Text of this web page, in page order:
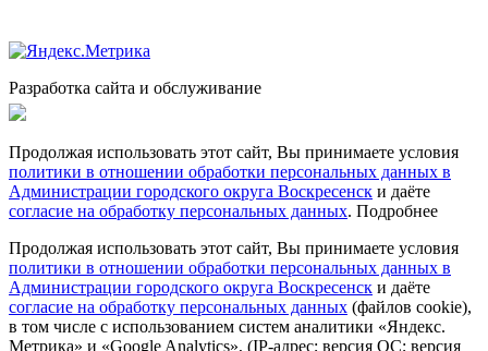
Разработка сайта и обслуживание
Продолжая использовать этот сайт, Вы принимаете условия
политики в отношении обработки персональных данных в
Администрации городского округа Воскресенск и даёте
согласие на обработку персональных данных. Подробнее
Продолжая использовать этот сайт, Вы принимаете условия
политики в отношении обработки персональных данных в
Администрации городского округа Воскресенск и даёте
согласие на обработку персональных данных (файлов cookie),
в том числе с использованием систем аналитики «Яндекс.
Метрика» и «Google Analytics», (IP-адрес; версия ОС; версия